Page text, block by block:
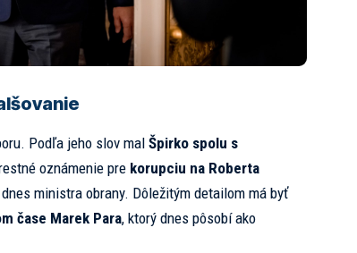
Podľa jeho slov mal Špirko spolu s
oznámenie pre korupciu na Roberta
ministra obrany. Dôležitým detailom má byť
čase Marek Para, ktorý dnes pôsobí ako